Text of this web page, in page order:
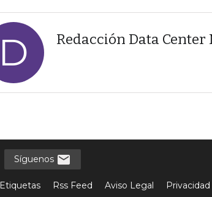
D Redacción Data Center
Síguenos
Etiquetas Rss Feed Aviso Legal Privacidad